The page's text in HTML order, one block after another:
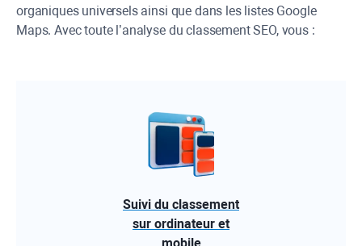
organiques universels ainsi que dans les listes Google
Maps. Avec toute l’analyse du classement SEO, vous :
Suivi du classement
sur ordinateur et
mobile